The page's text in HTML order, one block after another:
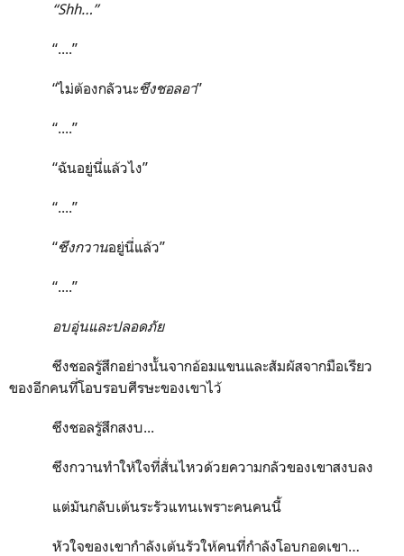
“Shh…”
“....”
“ไม่ต้องกลัวนะซึงชอลอา”
“....”
“ฉันอยู่นี่แล้วไง”
“....”
“ซึงกวานอยู่นี่แล้ว”
“....”
อบอุ่นและปลอดภัย
ซึงชอลรู้สึกอย่างนั้นจากอ้อมแขนและสัมผัสจากมือเรียว
ของอีกคนที่โอบรอบศีรษะของเขาไว้
ซึงชอลรู้สึกสงบ...
ซึงกวานทำให้ใจที่สั่นไหวด้วยความกลัวของเขาสงบลง
แต่มันกลับเต้นระรัวแทนเพราะคนคนนี้
หัวใจของเขากำลังเต้นรัวให้คนที่กำลังโอบกอดเขา…